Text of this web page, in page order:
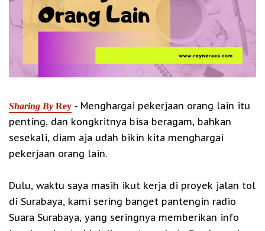
Sharing By Rey - Menghargai pekerjaan orang lain itu
penting, dan kongkritnya bisa beragam, bahkan
sesekali, diam aja udah bikin kita menghargai
pekerjaan orang lain.
Dulu, waktu saya masih ikut kerja di proyek jalan tol
di Surabaya, kami sering banget pantengin radio
Suara Surabaya, yang seringnya memberikan info